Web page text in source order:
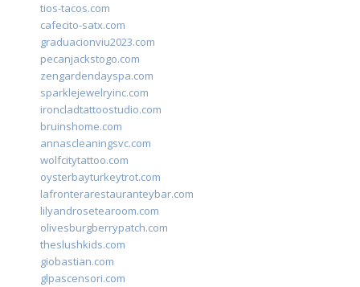
tios-tacos.com
cafecito-satx.com
graduacionviu2023.com
pecanjackstogo.com
zengardendayspa.com
sparklejewelryinc.com
ironcladtattoostudio.com
bruinshome.com
annascleaningsvc.com
wolfcitytattoo.com
oysterbayturkeytrot.com
lafronterarestauranteybar.com
lilyandrosetearoom.com
olivesburgberrypatch.com
theslushkids.com
giobastian.com
glpascensori.com